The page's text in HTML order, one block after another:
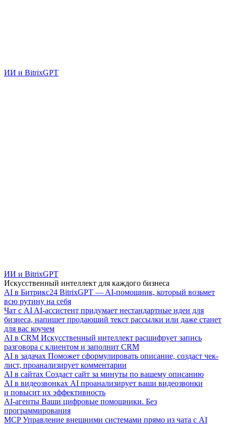
ИИ и BitrixGPT
ИИ и BitrixGPT
Искусственный интеллект для каждого бизнеса
AI в Битрикс24 BitrixGPT — AI-помощник, который возьмет
всю рутину на себя
Чат с AI AI-ассистент придумает нестандартные идеи для
бизнеса, напишет продающий текст рассылки или даже станет
для вас коучем
AI в CRM Искусственный интеллект расшифрует запись
разговора с клиентом и заполнит CRM
AI в задачах Поможет сформулировать описание, создаст чек-
лист, проанализирует комментарии
AI в сайтах Создаст сайт за минуты по вашему описанию
AI в видеозвонках AI проанализирует ваши видеозвонки
и повысит их эффективность
AI-агенты Ваши цифровые помощники. Без
программирования
MCP Управление внешними системами прямо из чата с AI